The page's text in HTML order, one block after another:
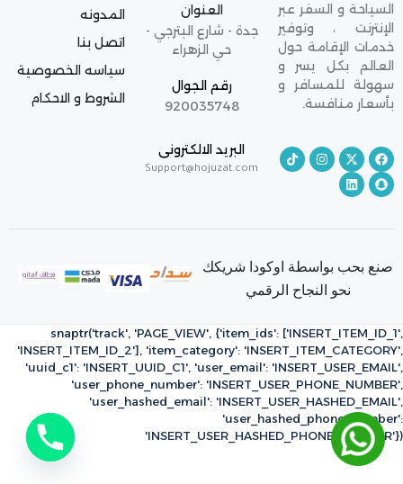
السياحة و السفر عبر
الإنترنت ، وتوفير
خدمات الإقامة حول
العالم بكل يسر و
سهولة للمسافر و
بأسعار منافسة.
العنوان
جدة - شارع البترجي -
حي الزهراء
رقم الجوال
920035748
البريد الالكترونى
Support@hojuzat.com
المدونه
اتصل بنا
سياسه الخصوصية
الشروط و الاحكام
صنع بحب بواسطة اوكودا شريكك
نحو النجاح الرقمي
snaptr('track', 'PAGE_VIEW', {'item_ids': ['INSERT_ITEM_ID_1',
'INSERT_ITEM_ID_2'], 'item_category': 'INSERT_ITEM_CATEGORY',
'uuid_c1': 'INSERT_UUID_C1', 'user_email': 'INSERT_USER_EMAIL',
'user_phone_number': 'INSERT_USER_PHONE_NUMBER',
'user_hashed_email': 'INSERT_USER_HASHED_EMAIL',
'user_hashed_phone_number':
'INSERT_USER_HASHED_PHONE_NUMBER'})